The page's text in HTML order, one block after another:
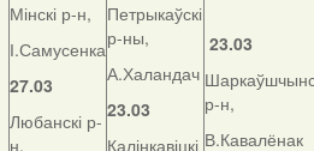
Мінскі р-н,
І.Самусенка
27.03
Любанскі р-
н,
Петрыкаўскі
р-ны,
А.Халандач
23.03
Калінкавіцкі
23.03
р-н,
В.Кавалёнак